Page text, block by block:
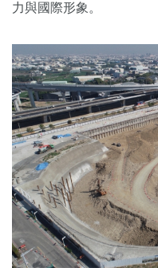
力與國際形象。